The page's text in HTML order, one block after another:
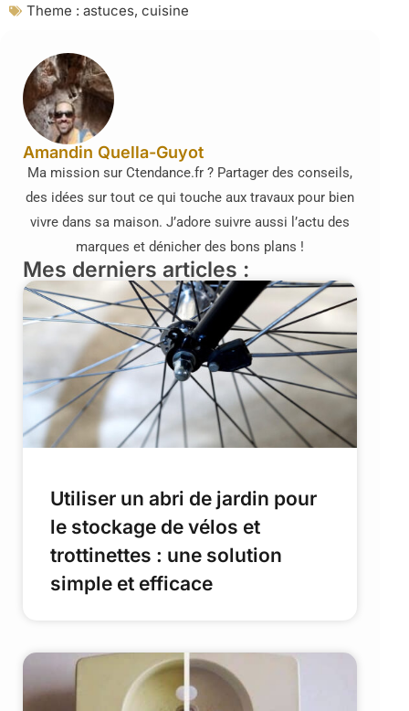
Theme : astuces, cuisine
Amandin Quella-Guyot
Ma mission sur Ctendance.fr ? Partager des conseils,
des idées sur tout ce qui touche aux travaux pour bien
vivre dans sa maison. J’adore suivre aussi l’actu des
marques et dénicher des bons plans !
Mes derniers articles :
Utiliser un abri de jardin pour
le stockage de vélos et
trottinettes : une solution
simple et efficace